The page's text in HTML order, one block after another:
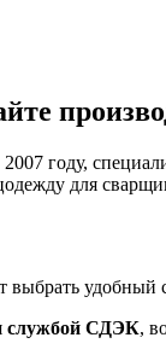
2007 году,
для
выбрать
службой СДЭК,